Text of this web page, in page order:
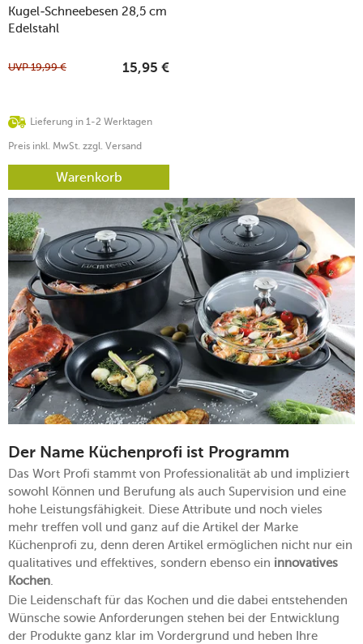
Kugel-Schneebesen 28,5 cm
Edelstahl
Lieferung in 1-2 Werktagen
UVP19,99 € 15,95 €
Preis inkl. MwSt. zzgl. Versand
Warenkorb
Der Name Küchenprofi ist Programm
Das Wort Profi stammt von Professionalität ab und impliziert
sowohl Können und Berufung als auch Supervision und eine
hohe Leistungsfähigkeit. Diese Attribute und noch vieles
mehr treffen voll und ganz auf die Artikel der Marke
Küchenprofi zu, denn deren Artikel ermöglichen nicht nur ein
qualitatives und effektives, sondern ebenso ein innovatives
Kochen
Die Leidenschaft für das Kochen und die dabei entstehenden
Wünsche sowie Anforderungen stehen bei der Entwicklung
der Produkte ganz klar im Vordergrund und heben Ihre